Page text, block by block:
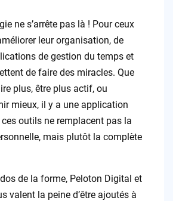
ne s’arrête pas là ! Pour ceux
leur organisation, de
de gestion du temps et
de faire des miracles. Que
plus, être plus actif, ou
mieux, il y a une application
outils ne remplacent pas la
mais plutôt la complète
de la forme, Peloton Digital et
valent la peine d’être ajoutés à